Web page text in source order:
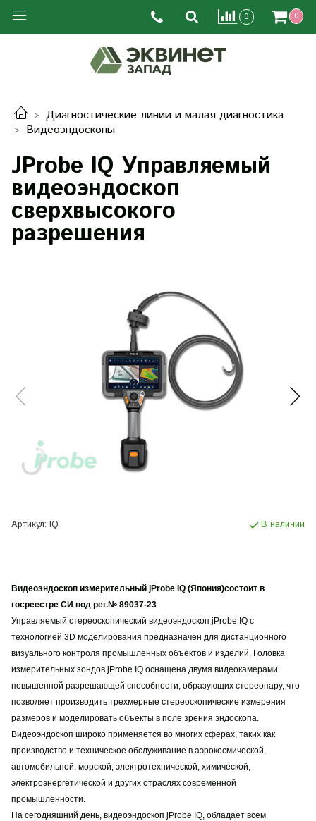
0 0
Диагностические линии и малая диагностика
Видеоэндоскопы
JProbe IQ Управляемый
видеоэндоскоп
сверхвысокого
разрешения
Артикул: IQ В наличии
Видеоэндоскоп измерительный jProbe IQ (Япония)состоит в
госреестре СИ под рег.№ 89037-23
Управляемый стереоскопический видеоэндоскоп jProbe IQ с
технологией 3D моделирования предназначен для дистанционного
визуального контроля промышленных объектов и изделий. Головка
измерительных зондов jProbe IQ оснащена двумя видеокамерами
повышенной разрешающей способности, образующих стереопару, что
позволяет производить трехмерные стереоскопические измерения
размеров и моделировать объекты в поле зрения эндоскопа.
Видеоэндоскоп широко применяется во многих сферах, таких как
производство и техническое обслуживание в аэрокосмической,
автомобильной, морской, электротехнической, химической,
электроэнергетической и других отраслях современной
промышленности.
На сегодняшний день, видеоэндоскоп jProbe IQ, обладает всем